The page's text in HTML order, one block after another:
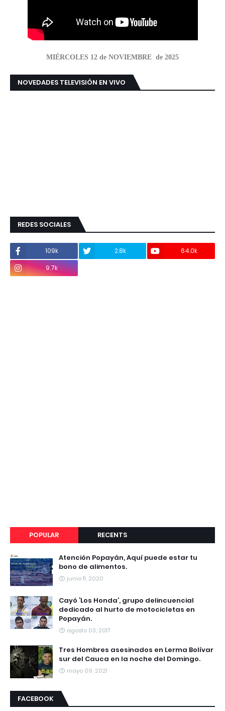
MIÉRCOLES 12 de NOVIEMBRE de 2025
NOVEDADES TELEVISIÓN EN VIVO
REDES SOCIALES
109k 2.8k
64.0k
9.7k
POPULAR RECENTS
Atención Popayán, Aquí puede estar tu
bono de alimentos.
junio 11, 2020
Cayó ‘Los Honda’, grupo delincuencial
dedicado al hurto de motocicletas en
Popayán.
agosto 03, 2017
Tres Hombres asesinados en Lerma Bolívar
sur del Cauca en la noche del Domingo.
mayo 09, 2021
FACEBOOK